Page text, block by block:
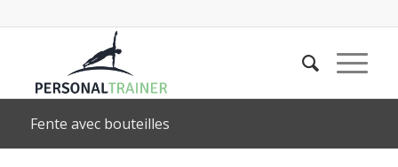
Fente avec bouteilles